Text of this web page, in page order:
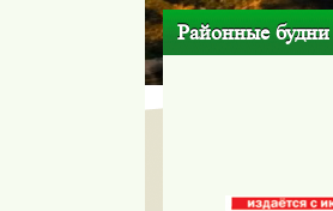
Районные будни